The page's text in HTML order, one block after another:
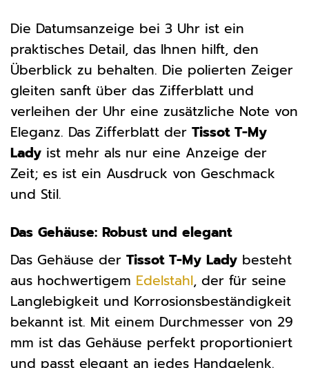
Die Datumsanzeige bei 3 Uhr ist ein
praktisches Detail, das Ihnen hilft, den
Überblick zu behalten. Die polierten Zeiger
gleiten sanft über das Zifferblatt und
verleihen der Uhr eine zusätzliche Note von
Eleganz. Das Zifferblatt der Tissot T-My
Lady ist mehr als nur eine Anzeige der
Zeit; es ist ein Ausdruck von Geschmack
und Stil.
Das Gehäuse: Robust und elegant
Das Gehäuse der Tissot T-My Lady besteht
aus hochwertigem Edelstahl, der für seine
Langlebigkeit und Korrosionsbeständigkeit
bekannt ist. Mit einem Durchmesser von 29
mm ist das Gehäuse perfekt proportioniert
und passt elegant an jedes Handgelenk.